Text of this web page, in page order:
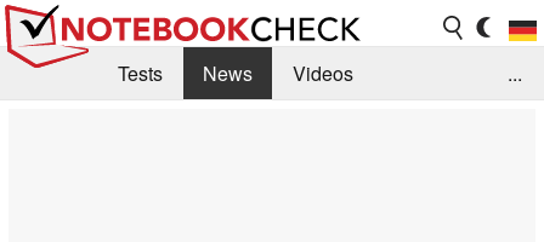
Tests News
Videos
...